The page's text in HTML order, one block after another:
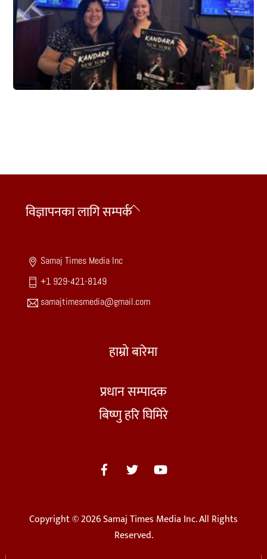
Back
विज्ञापनका लागि सम्पर्क
Samaj Times Media Inc
+1 929-421-8149
samajtimesmedia@gmail.com
हाम्रो बारेमा
प्रधान सम्पादक
बिष्णु हरि घिमिरे
Copyright © 2026 Samaj Times Media Inc. All Rights
Reserved.